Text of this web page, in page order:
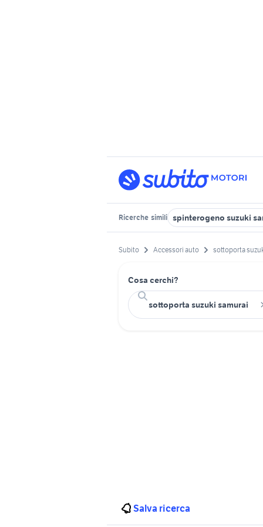
Ricerche simili spinterogeno suzuki
Subito Accessori auto sottoporta
Cosa cerchi?
Salva ricerca